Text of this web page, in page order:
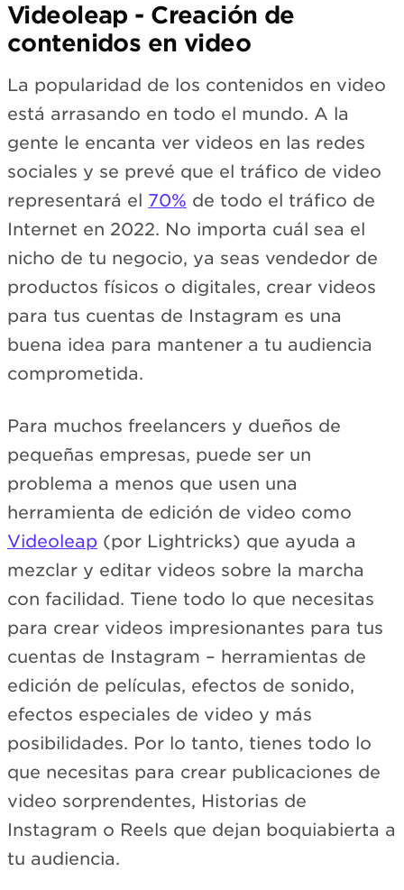
Videoleap - Creación de
contenidos en video
La popularidad de los contenidos en video
está arrasando en todo el mundo. A la
gente le encanta ver videos en las redes
sociales y se prevé que el tráfico de video
representará el 70% de todo el tráfico de
Internet en 2022. No importa cuál sea el
nicho de tu negocio, ya seas vendedor de
productos físicos o digitales, crear videos
para tus cuentas de Instagram es una
buena idea para mantener a tu audiencia
comprometida.
Para muchos freelancers y dueños de
pequeñas empresas, puede ser un
problema a menos que usen una
herramienta de edición de video como
Videoleap (por Lightricks) que ayuda a
mezclar y editar videos sobre la marcha
con facilidad. Tiene todo lo que necesitas
para crear videos impresionantes para tus
cuentas de Instagram – herramientas de
edición de películas, efectos de sonido,
efectos especiales de video y más
posibilidades. Por lo tanto, tienes todo lo
que necesitas para crear publicaciones de
video sorprendentes, Historias de
Instagram o Reels que dejan boquiabierta a
tu audiencia.